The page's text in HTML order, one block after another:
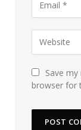
Save
browser for